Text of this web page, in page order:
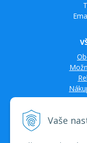
Vaše